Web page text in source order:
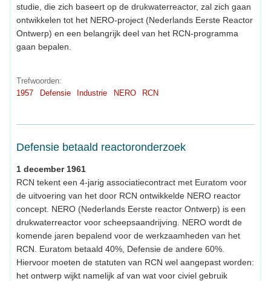
studie, die zich baseert op de drukwaterreactor, zal zich gaan
ontwikkelen tot het NERO-project (Nederlands Eerste Reactor
Ontwerp) en een belangrijk deel van het RCN-programma
gaan bepalen.
Trefwoorden:
1957
Defensie Industrie NERO RCN
Defensie betaald reactoronderzoek
1 december 1961
RCN tekent een 4-jarig associatiecontract met Euratom voor
de uitvoering van het door RCN ontwikkelde NERO reactor
concept. NERO (Nederlands Eerste reactor Ontwerp) is een
drukwaterreactor voor scheepsaandrijving. NERO wordt de
komende jaren bepalend voor de werkzaamheden van het
RCN. Euratom betaald 40%, Defensie de andere 60%.
Hiervoor moeten de statuten van RCN wel aangepast worden:
het ontwerp wijkt namelijk af van wat voor civiel gebruik